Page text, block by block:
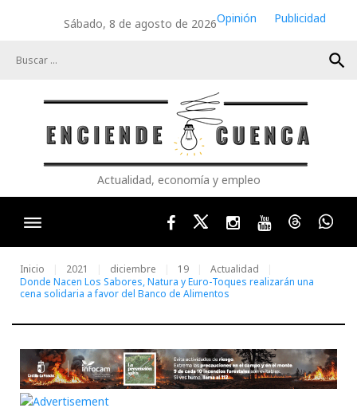
Sábado, 8 de agosto de 2026Opinión
Publicidad
search
Actualidad, economía y empleo
FacebookTwitterInstagram
YoutubeThreads
Inicio 2021 diciembre 19
Actualidad
Donde Nacen Los Sabores, Natura y Euro-Toques realizarán una
cena solidaria a favor del Banco de Alimentos